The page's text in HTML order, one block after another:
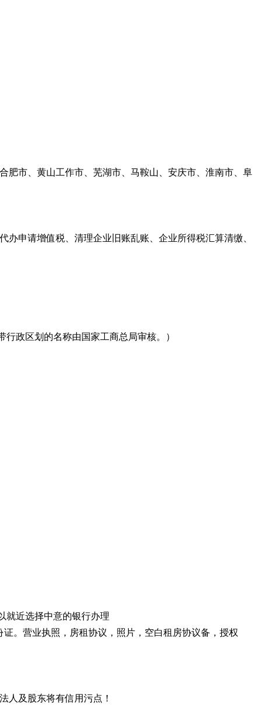
肥市、黄山工作市、芜湖市、马鞍山、安庆市、淮南市、阜
申请增值税、清理企业旧账乱账、企业所得税汇算清缴、
政区划的名称由国家工商总局审核。）
就近选择中意的银行办理
。营业执照，房租协议，照片，空白租房协议备，授权
人及股东将有信用污点！